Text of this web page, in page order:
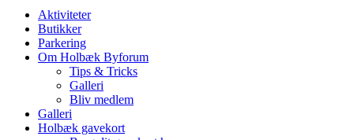
Aktiviteter
Butikker
Parkering
Om Holbæk Byforum
Tips & Tricks
Galleri
Bliv medlem
Galleri
Holbæk gavekort